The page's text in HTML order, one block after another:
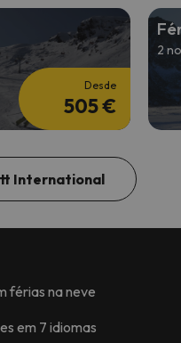
Desde
505 €
2
International
férias na neve
em 7 idiomas